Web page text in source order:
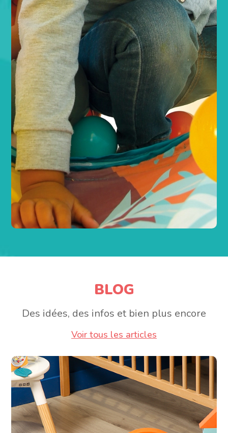
BLOG
Des idées, des infos et bien plus encore
Voir tous les articles